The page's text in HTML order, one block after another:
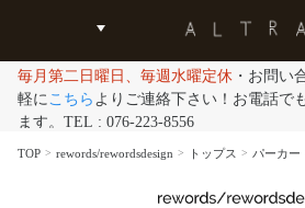
毎月第二日曜日、毎週水曜定休 ・お問い
軽にこちら よりご連絡下さい！お電話で
ます。TEL : 076-223-8556
TOP rewords/rewordsdesign トップス パーカー